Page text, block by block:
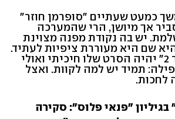
כמעט שעתיים "סופרמן חוזר"
אך מיושן, הרי שהמערכה
יש בה נקודת מפנה מצוינת
שם היא מעוררת ציפיות לעתיד.
אולי "סופרמן חוזר 2" יהיה הסרט שלו חיכיתי ואולי
תמיד יש למה לקוות. ואצל
לחכות.
"פנאי פלוס": סקירה